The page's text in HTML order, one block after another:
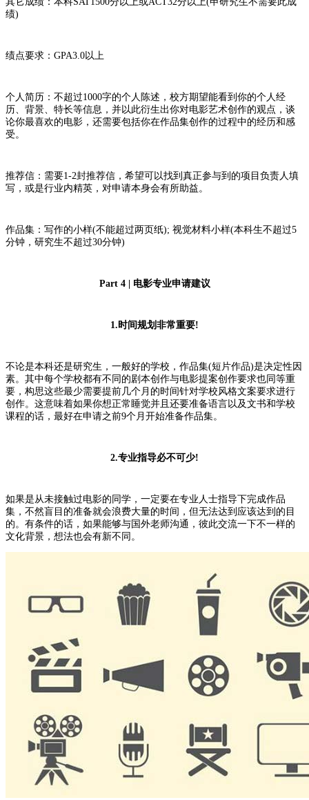
绩)
绩点要求：GPA3.0以上
个人简历：不超过1000字的个人陈述，校方期望能看到你的个人经
历、背景、特长等信息，并以此衍生出你对电影艺术创作的观点，谈
论你最喜欢的电影，还需要包括你在作品集创作的过程中的经历和感
受。
推荐信：需要1-2封推荐信，希望可以找到真正参与到的项目负责人填
写，或是行业内精英，对申请本身会有所助益。
作品集：写作的小样(不能超过两页纸); 视觉材料小样(本科生不超过5
分钟，研究生不超过30分钟)
Part 4 | 电影专业申请建议
1.时间规划非常重要!
不论是本科还是研究生，一般好的学校，作品集(短片作品)是决定性因
素。其中每个学校都有不同的剧本创作与电影提案创作要求也同等重
要，构思这些最少需要提前几个月的时间针对学校风格文案要求进行
创作。这意味着如果你想正常睡觉并且还要准备语言以及文书和学校
课程的话，最好在申请之前9个月开始准备作品集。
2.专业指导必不可少!
如果是从未接触过电影的同学，一定要在专业人士指导下完成作品
集，不然盲目的准备就会浪费大量的时间，但无法达到应该达到的目
的。有条件的话，如果能够与国外老师沟通，彼此交流一下不一样的
文化背景，想法也会有新不同。